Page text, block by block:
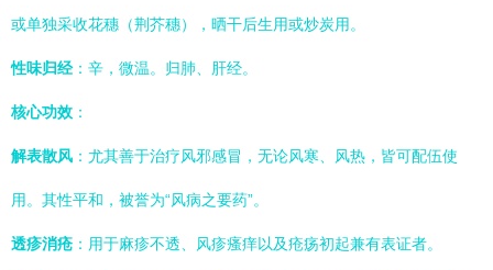
或单独采收花穗（荆芥穗），晒干后生用或炒炭用。
性味归经：辛，微温。归肺、肝经。
核心功效 ：
解表散风 ：尤其善于治疗风邪感冒，无论风寒、风热，皆可配伍使
用。其性平和，被誉为“风病之要药”。
透疹消疮 ：用于麻疹不透、风疹瘙痒以及疮疡初起兼有表证者。